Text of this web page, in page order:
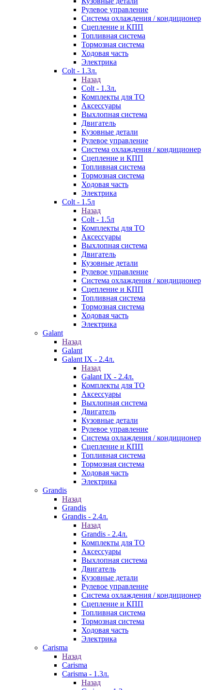
Рулевое управление
Система охлаждения / кондиционер
Сцепление и КПП
Топливная система
Тормозная система
Ходовая часть
Электрика
Colt - 1.3л.
Назад
Colt - 1.3л.
Комплекты для ТО
Аксессуары
Выхлопная система
Двигатель
Кузовные детали
Рулевое управление
Система охлаждения / кондиционер
Сцепление и КПП
Топливная система
Тормозная система
Ходовая часть
Электрика
Colt - 1.5л
Назад
Colt - 1.5л
Комплекты для ТО
Аксессуары
Выхлопная система
Двигатель
Кузовные детали
Рулевое управление
Система охлаждения / кондиционер
Сцепление и КПП
Топливная система
Тормозная система
Ходовая часть
Электрика
Galant
Назад
Galant
Galant IX - 2.4л.
Назад
Galant IX - 2.4л.
Комплекты для ТО
Аксессуары
Выхлопная система
Двигатель
Кузовные детали
Рулевое управление
Система охлаждения / кондиционер
Сцепление и КПП
Топливная система
Тормозная система
Ходовая часть
Электрика
Grandis
Назад
Grandis
Grandis - 2.4л.
Назад
Grandis - 2.4л.
Комплекты для ТО
Аксессуары
Выхлопная система
Двигатель
Кузовные детали
Рулевое управление
Система охлаждения / кондиционер
Сцепление и КПП
Топливная система
Тормозная система
Ходовая часть
Электрика
Carisma
Назад
Carisma
Carisma - 1.3л.
Назад